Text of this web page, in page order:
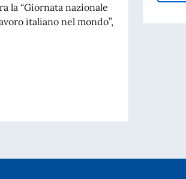
la “Giornata nazionale
italiano nel mondo”,
del 70° anniversario della Tragedia di